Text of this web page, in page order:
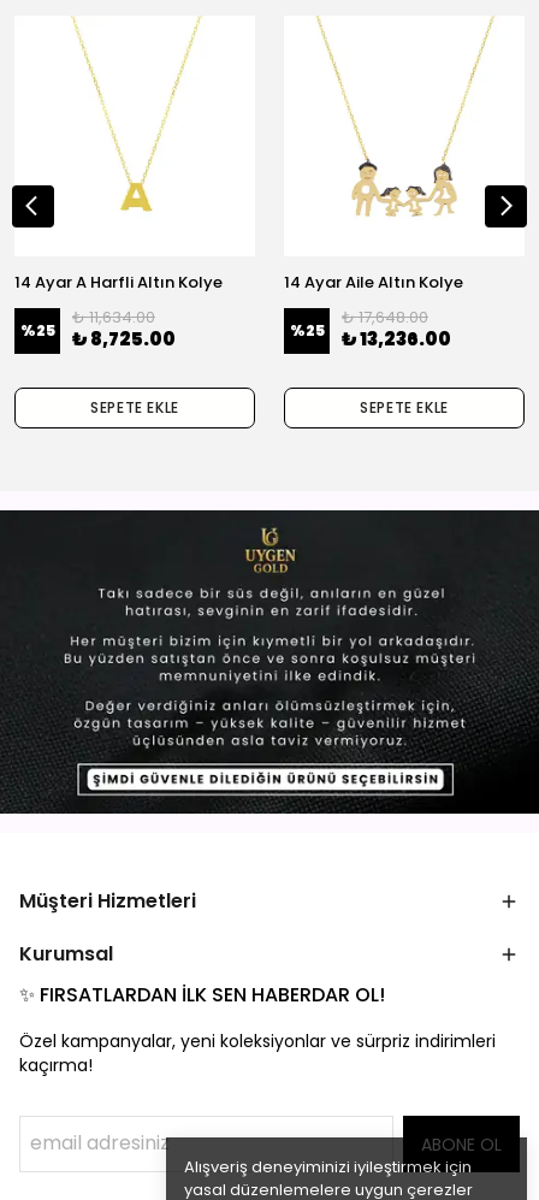
Alışveriş deneyiminizi iyileştirmek için
yasal düzenlemelere uygun çerezler
14 Ayar A Harfli Altın Kolye
%25
₺ 11,634.00
₺ 8,725.00
SEPETE EKLE
14 Ayar Aile Altın Kolye
%25
₺ 17,648.00
₺ 13,236.00
SEPETE EKLE
Müşteri Hizmetleri
Kurumsal
✨ FIRSATLARDAN İLK SEN HABERDAR OL!
Özel kampanyalar, yeni koleksiyonlar ve sürpriz indirimleri
kaçırma!
ABONE OL